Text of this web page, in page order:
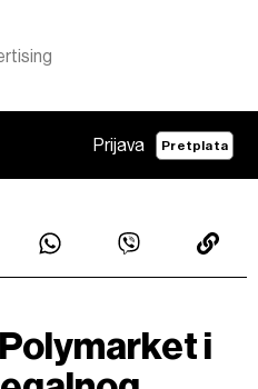
Prijava Pretplata
i